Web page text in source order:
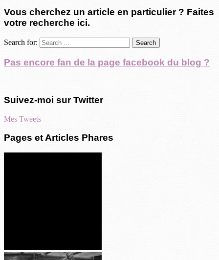
Vous cherchez un article en particulier ? Faites
votre recherche ici.
Search for:
Pas encore fan de la page facebook du blog ?
Suivez-moi sur Twitter
Mes Tweets
Pages et Articles Phares